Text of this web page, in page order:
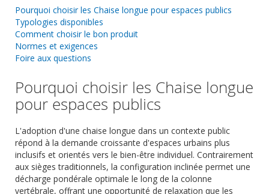
Pourquoi choisir les Chaise longue pour espaces publics
Typologies disponibles
Comment choisir le bon produit
Normes et exigences
Foire aux questions
Pourquoi choisir les Chaise longue
pour espaces publics
L'adoption d'une chaise longue dans un contexte public
répond à la demande croissante d'espaces urbains plus
inclusifs et orientés vers le bien-être individuel. Contrairement
aux sièges traditionnels, la configuration inclinée permet une
décharge pondérale optimale le long de la colonne
vertébrale, offrant une opportunité de relaxation que les